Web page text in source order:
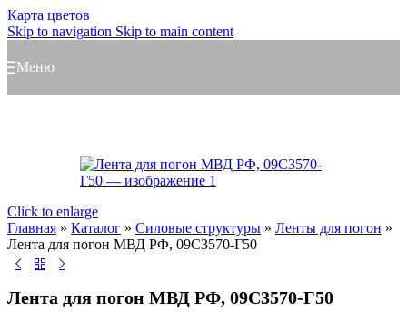
Карта цветов
Skip to navigation Skip to main content
Меню
Click to enlarge
Главная » Каталог » Силовые структуры » Ленты для погон »
Лента для погон МВД РФ, 09С3570-Г50
Лента для погон МВД РФ, 09С3570-Г50